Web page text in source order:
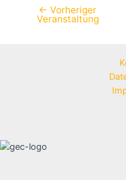
Beitragsnavigation
← Vorheriger
Veranstaltung